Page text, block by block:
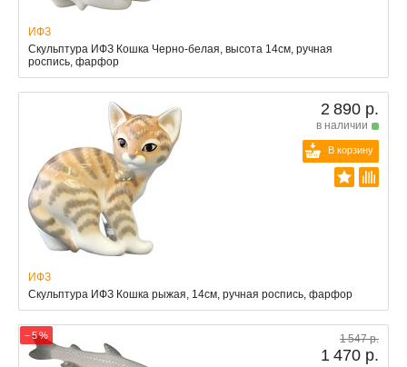
ИФЗ
Скульптура ИФЗ Кошка Черно-белая, высота 14см, ручная
роспись, фарфор
2 890 р.
в наличии
В корзину
ИФЗ
Скульптура ИФЗ Кошка рыжая, 14см, ручная роспись, фарфор
− 5 % 1 547 р.
1 470 р.